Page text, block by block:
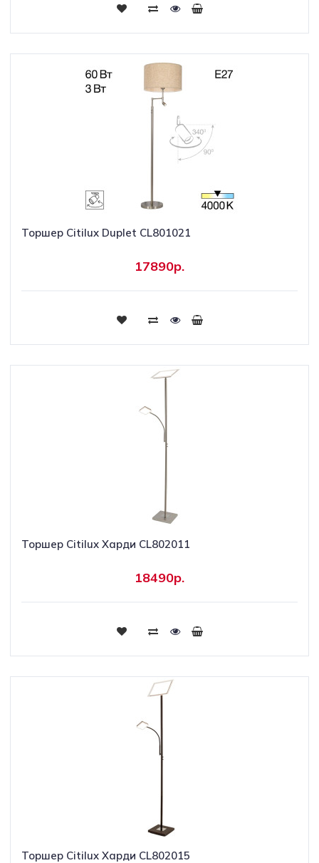
Купить
Торшер Citilux Duplet CL801021
17890р.
Купить
Торшер Citilux Харди CL802011
18490р.
Купить
Торшер Citilux Харди CL802015